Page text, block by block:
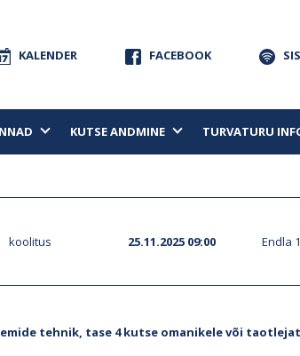
KALENDER FACEBOOK
KUTSE ANDMINE TURVATURU
koolitus 25.11.2025 09:00 Endla
tehnik, tase 4 kutse omanikele või